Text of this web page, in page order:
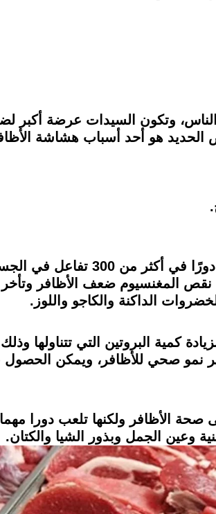
الأصابع الهشة في 20% من الناس، وتكون
الحديد هو أحد أسباب هشاشة
يعتبر المغنيسيوم معدنًا
نقص المغنسيوم ضعف الأظافر
الداكنة والكاجو واللوز.
كمية البروتين التي تتناولها
نمو صحي للأظافر، ويمكن الحصول
الأظافر ولكنها تلعب دورا